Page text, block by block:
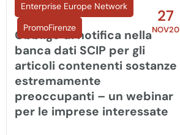
27
NOV20
Enterprise Europe Network
PromoFirenze
Obbligo di notifica nella
banca dati SCIP per gli
articoli contenenti sostanze
estremamente
preoccupanti – un webinar
per le imprese interessate